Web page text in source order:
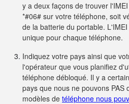
y a deux façons de trouver
*#06# sur votre téléphone, soit
de la batterie du portable.
unique pour chaque téléphone.
Indiquez votre pays ainsi que
l'opérateur que vous planifiez
téléphone débloqué. Il y a
pays que nous ne pouvons PAS
modèles de téléphone nous